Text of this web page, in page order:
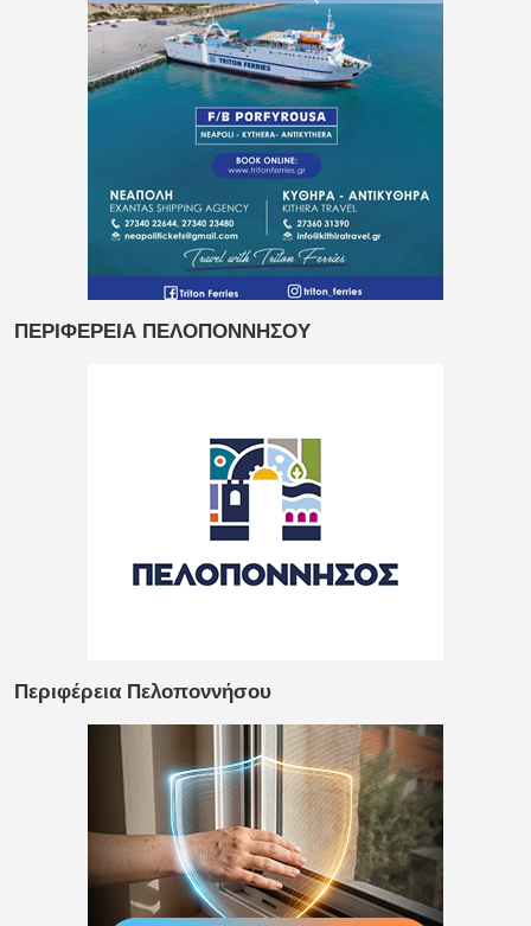
ΠΕΡΙΦΕΡΕΙΑ ΠΕΛΟΠΟΝΝΗΣΟΥ
Περιφέρεια Πελοποννήσου